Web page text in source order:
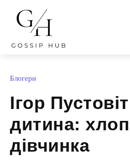
Блогери
Ігор
дитина:
дівчинка